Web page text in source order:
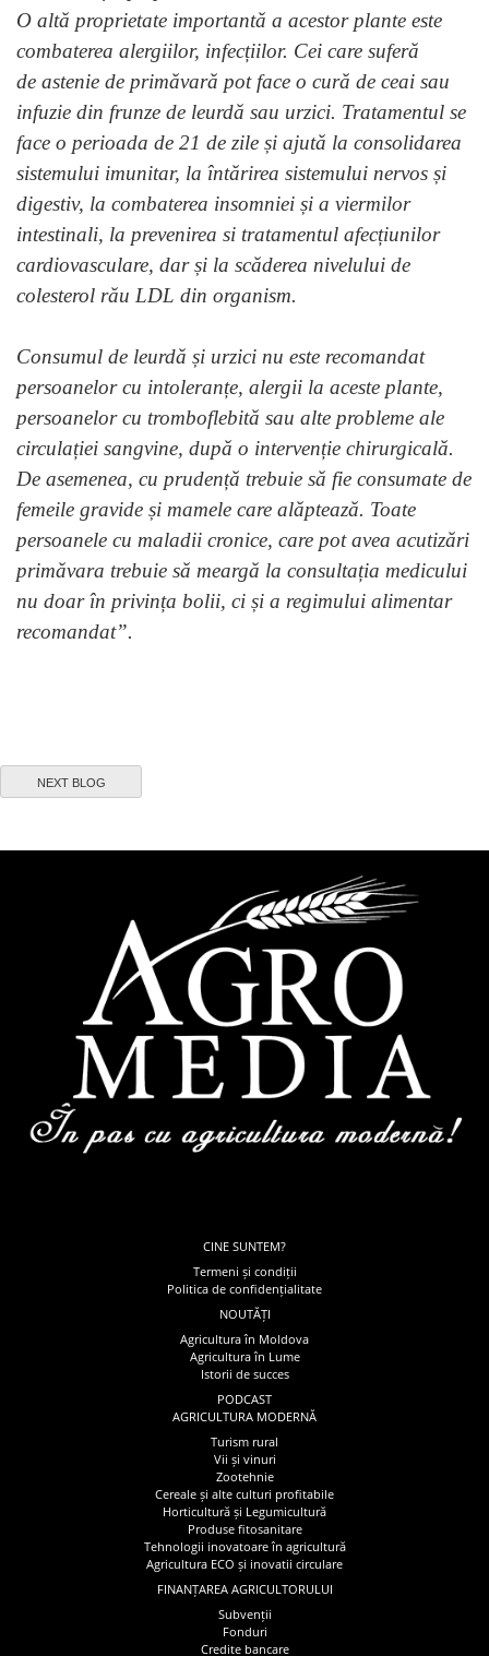
O altă proprietate importantă a acestor plante este
combaterea alergiilor, infecțiilor. Cei care suferă
de astenie de primăvară pot face o cură de ceai sau
infuzie din frunze de leurdă sau urzici. Tratamentul se
face o perioada de 21 de zile și ajută la consolidarea
sistemului imunitar, la întărirea sistemului nervos și
digestiv, la combaterea insomniei și a viermilor
intestinali, la prevenirea si tratamentul afecțiunilor
cardiovasculare, dar și la scăderea nivelului de
colesterol rău LDL din organism.
Consumul de leurdă și urzici nu este recomandat
persoanelor cu intoleranțe, alergii la aceste plante,
persoanelor cu tromboflebită sau alte probleme ale
circulației sangvine, după o intervenție chirurgicală.
De asemenea, cu prudență trebuie să fie consumate de
femeile gravide și mamele care alăptează. Toate
persoanele cu maladii cronice, care pot avea acutizări
primăvara trebuie să meargă la consultația medicului
nu doar în privința bolii, ci și a regimului alimentar
recomandat”.
NEXT BLOG
CINE SUNTEM?
Termeni și condiții
Politica de confidențialitate
NOUTĂȚI
Agricultura în Moldova
Agricultura în Lume
Istorii de succes
PODCAST
AGRICULTURA MODERNĂ
Turism rural
Vii și vinuri
Zootehnie
Cereale și alte culturi profitabile
Horticultură și Legumicultură
Produse fitosanitare
Tehnologii inovatoare în agricultură
Agricultura ECO și inovatii circulare
FINANȚAREA AGRICULTORULUI
Subvenții
Fonduri
Credite bancare